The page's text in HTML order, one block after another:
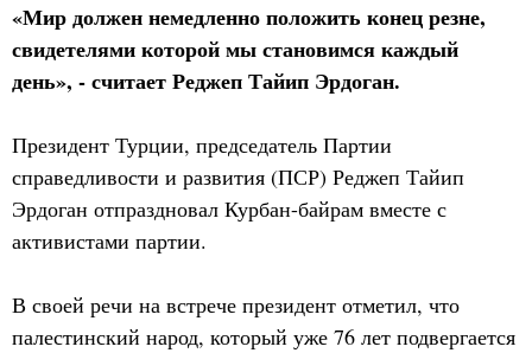
«Мир должен немедленно положить конец резне,
свидетелями которой мы становимся каждый
день», - считает Реджеп Тайип Эрдоган.
Президент Турции, председатель Партии
справедливости и развития (ПСР) Реджеп Тайип
Эрдоган отпраздновал Курбан-байрам вместе с
активистами партии.
В своей речи на встрече президент отметил, что
палестинский народ, который уже 76 лет подвергается